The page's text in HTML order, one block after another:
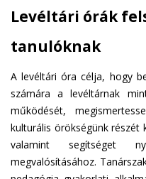
Levéltári órák
tanulóknak
A levéltári óra célja, hogy
számára a levéltárnak
működését,
kulturális örökségünk
valamint segítséget
megvalósításához.